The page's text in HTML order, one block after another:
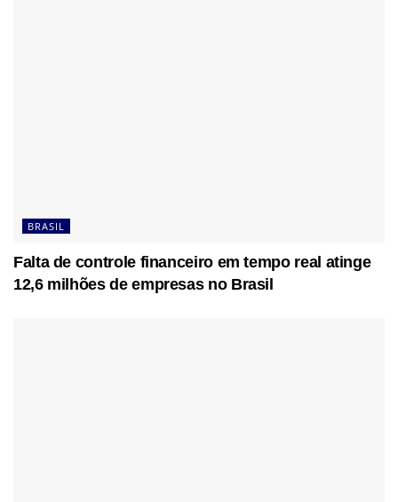
BRASIL
Falta de controle financeiro em tempo real atinge
12,6 milhões de empresas no Brasil